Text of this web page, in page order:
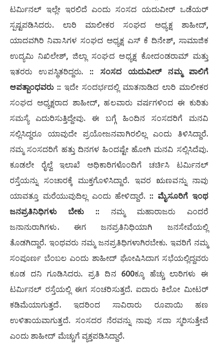
ಟರ್ಮಿನಲ್‌ ಇಲ್ಲೇ ಇರಲಿದೆ ಎಂದು ಸಂಸದ ಯದುವೀರ್‌ ಒಡೆಯರ್‌
ಸ್ಪಷ್ಟಪಡಿಸಿದರು. ಲಾರಿ ಮಾಲೀಕರ ಸಂಘದ ಅಧ್ಯಕ್ಷ ಶಾಹೀದ್‌,
ಯಾದವಗಿರಿ ನಿವಾಸಿಗಳ ಸಂಘದ ಅಧ್ಯಕ್ಷ ಎಸ್ ಕೆ ದಿನೇಶ್, ಸಾಮಾಜಿಕ
ಉದ್ಯಮಿ ನಿಖಿಲೇಶ್, ಜಿಲ್ಲಾ ಸಂಘದ ಅಧ್ಯಕ್ಷ ಕೋದಂಡರಾಮ್ ಮತ್ತು
ಇತರರು ಉಪಸ್ಥಿತರಿದ್ದರು. :: ಸಂಸದ ಯದುವೀರ್‌ ನಮ್ಮ ಪಾಲಿಗೆ
ಆಪತ್ಬಾಂಧವರು :: ಇದೇ ಸಂದರ್ಭದಲ್ಲಿ ಮಾತನಾಡಿದ ಲಾರಿ ಮಾಲೀಕರ
ಸಂಘದ ಅಧ್ಯಕ್ಷರಾದ ಶಾಹೀದ್‌, ಹಲವಾರು ವರ್ಷಗಳಿಂದ ಈ ಕುರಿತು
ಸಮಸ್ಯೆ ಎದುರಿಸುತ್ತಿದ್ದೇವು. ಈ ಬಗ್ಗೆ ಹಿಂದಿನ ಸಂಸದರಿಗೆ ಮನವಿ
ಸಲ್ಲಿಸಿದ್ದರೂ ಯಾವುದೇ ಪ್ರಯೋಜನವಾಗಿರಲಿಲ್ಲ ಎಂದು ತಿಳಿಸಿದ್ದಾರೆ.
ನಮ್ಮ ಸಂಸದರಿಗೆ ಹತ್ತು ದಿನಗಳ ಹಿಂದಷ್ಟೇ ಹೋಗಿ ಮನವಿ ಸಲ್ಲಿಸಿದೆವು.
ಕೂಡಲೇ ರೈಲ್ವೆ ಇಲಾಖೆ ಅಧಿಕಾರಿಗಳೊಂದಿಗೆ ಚರ್ಚಿಸಿ ಟರ್ಮಿನಲ್‌
ರಸ್ತೆಯನ್ನು ಸಂಚಾರಕ್ಕೆ ಮುಕ್ತಗೊಳಿಸಿದ್ದಾರೆ. ಇವರ ಋಣವನ್ನು ನಾವು
ಯಾವತ್ತೂ ಮರೆಯುವುದಿಲ್ಲ ಎಂದು ಹೇಳಿದ್ದಾರೆ. :: ಮೈಸೂರಿಗೆ ಇಂಥ
ಜನಪ್ರತಿನಿಧಿಗಳು ಬೇಕು :: ನಮ್ಮ ಮಹಾರಾಜರು ಎಂದರೆ
ಜನಾನುರಾಗಿಗಳು. ಈಗ ಜನಪ್ರತಿನಿಧಿಯಾಗಿ ಜನಸೇವೆಯಲ್ಲಿ
ತೊಡಗಿದ್ದಾರೆ. ಇಂಥವರು ನಮ್ಮ ಜನಪ್ರತಿಧಿಗಳಾಗಿರಬೇಕು. ಇವರಿಗೆ ನಮ್ಮ
ಸಂಪೂರ್ಣ ಬೆಂಬಲ ಎಂದು ಶಾಹೀದ್‌ ಘೋಷಿಸಿದಾಗ ಸಭೆಯಲ್ಲಿದ್ದವರು
ಕೂಡ ದನಿ ಗೂಡಿಸಿದರು. ಪ್ರತಿ ದಿನ 600ಕ್ಕೂ ಹೆಚ್ಚು ಲಾರಿಗಳು ಈ
ಟರ್ಮಿನಲ್‌ ರಸ್ತೆಯಲ್ಲಿ ಈಗ ಸಂಚರಿಸುತ್ತದೆ. ಐದಾರು ಕಿಲೋ ಮೀಟರ್‌
ಕಡಿಮೆಯಾಗುತ್ತದೆ. ಇದರಿಂದ ಸಾವಿರಾರು ರೂಪಾಯಿ ಹಣ
ಉಳಿತಾಯವಾಗುತ್ತದೆ. ಸಂಸದರ ನೆರವನ್ನು ನಾವು ಸದಾ ಸ್ಮರಿಸುತ್ತೇವೆ
ಎಂದು ಶಾಹೀದ್‌ ಮೆಚ್ಚುಗೆ ವ್ಯಕ್ತಪಡಿಸಿದ್ದಾರೆ.